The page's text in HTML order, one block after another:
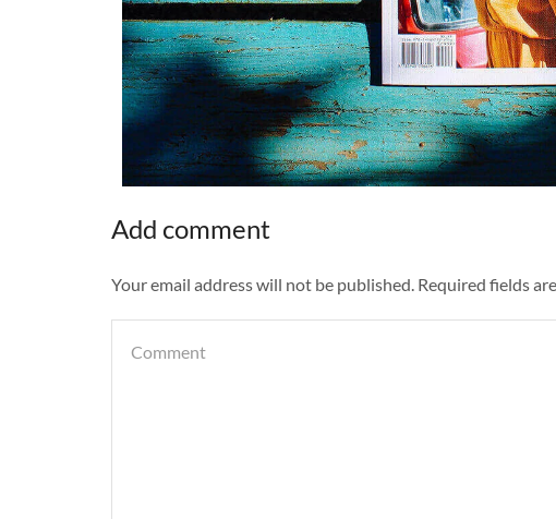
Add comment
Your email address will not be published. Required fields